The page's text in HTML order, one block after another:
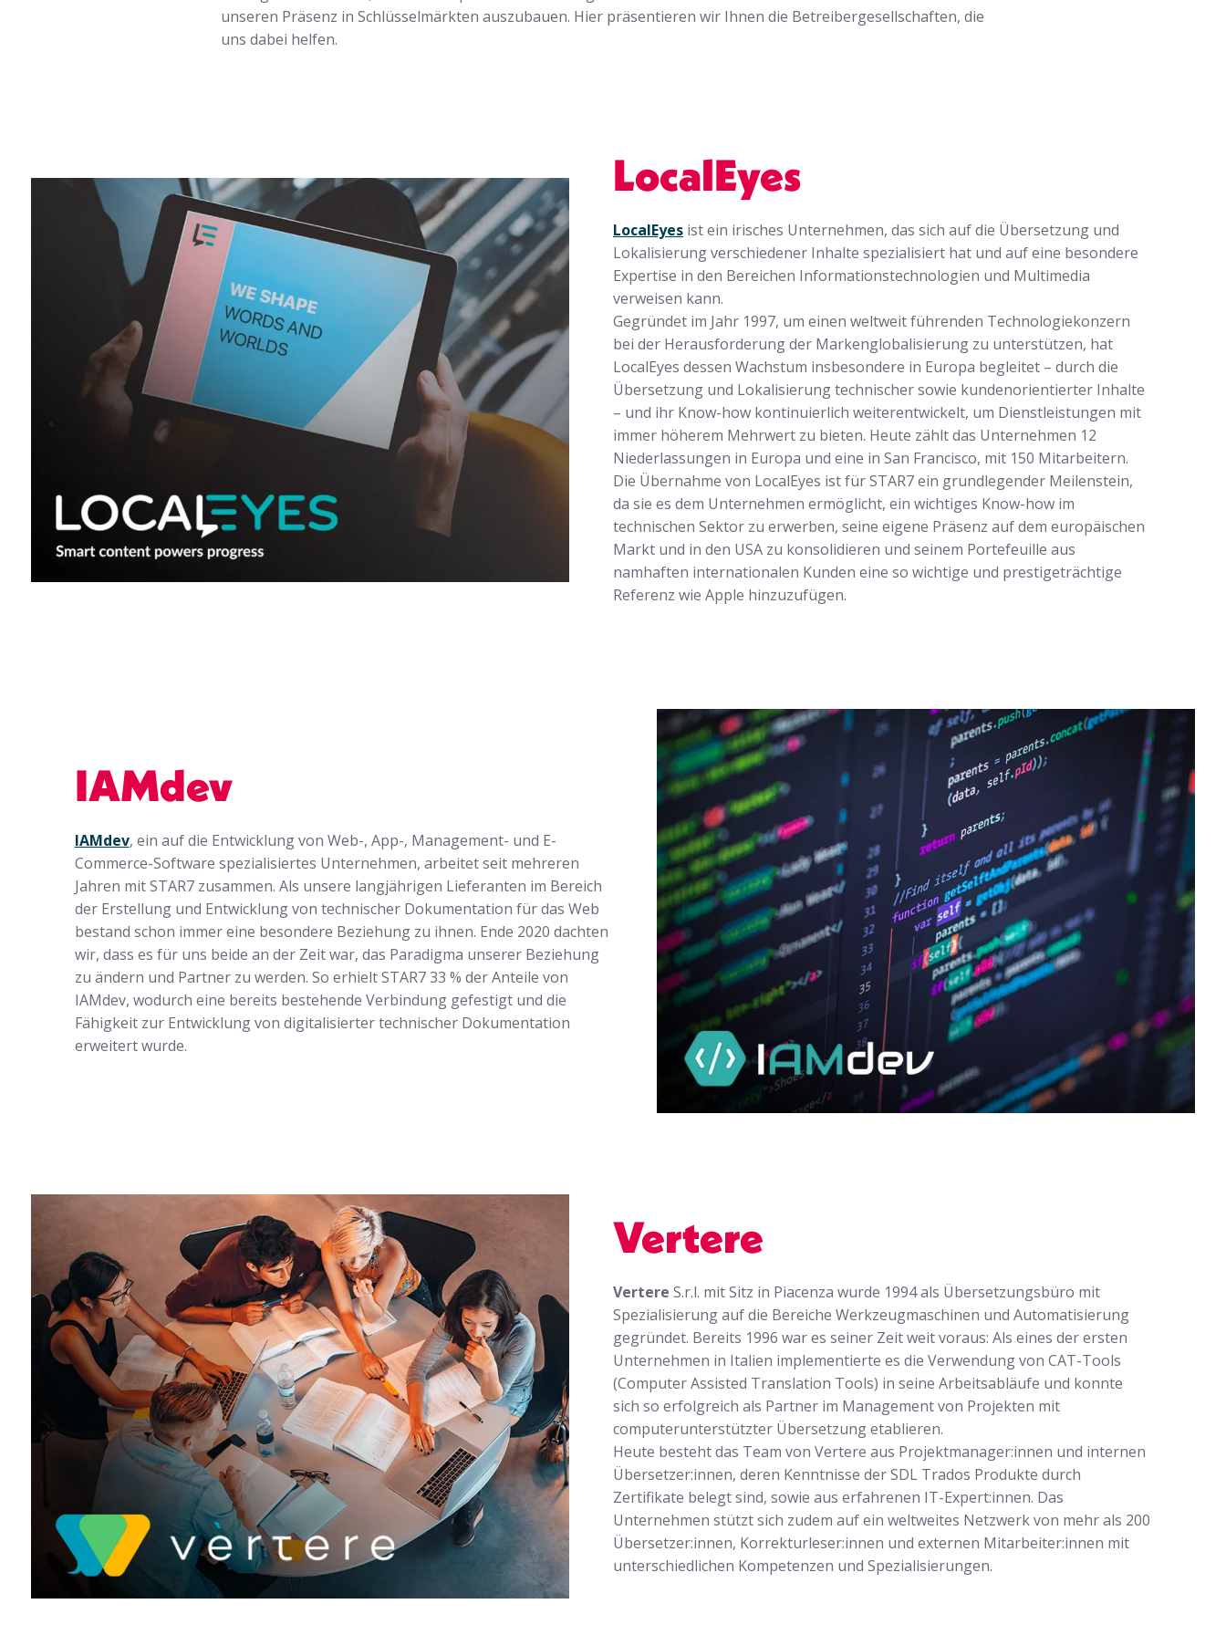
unseren Präsenz in Schlüsselmärkten auszubauen. Hier präsentieren wir Ihnen die Betreibergesellschaften, die
uns dabei helfen.
LocalEyes
LocalEyes ist ein irisches Unternehmen, das sich auf die Übersetzung und
Lokalisierung verschiedener Inhalte spezialisiert hat und auf eine besondere
Expertise in den Bereichen Informationstechnologien und Multimedia
verweisen kann.
Gegründet im Jahr 1997, um einen weltweit führenden Technologiekonzern
bei der Herausforderung der Markenglobalisierung zu unterstützen, hat
LocalEyes dessen Wachstum insbesondere in Europa begleitet – durch die
Übersetzung und Lokalisierung technischer sowie kundenorientierter Inhalte
– und ihr Know-how kontinuierlich weiterentwickelt, um Dienstleistungen mit
immer höherem Mehrwert zu bieten. Heute zählt das Unternehmen 12
Niederlassungen in Europa und eine in San Francisco, mit 150 Mitarbeitern.
Die Übernahme von LocalEyes ist für STAR7 ein grundlegender Meilenstein,
da sie es dem Unternehmen ermöglicht, ein wichtiges Know-how im
technischen Sektor zu erwerben, seine eigene Präsenz auf dem europäischen
Markt und in den USA zu konsolidieren und seinem Portefeuille aus
namhaften internationalen Kunden eine so wichtige und prestigeträchtige
Referenz wie Apple hinzuzufügen.
IAMdev
IAMdev, ein auf die Entwicklung von Web-, App-, Management- und E-
Commerce-Software spezialisiertes Unternehmen, arbeitet seit mehreren
Jahren mit STAR7 zusammen. Als unsere langjährigen Lieferanten im Bereich
der Erstellung und Entwicklung von technischer Dokumentation für das Web
bestand schon immer eine besondere Beziehung zu ihnen. Ende 2020 dachten
wir, dass es für uns beide an der Zeit war, das Paradigma unserer Beziehung
zu ändern und Partner zu werden. So erhielt STAR7 33 % der Anteile von
IAMdev, wodurch eine bereits bestehende Verbindung gefestigt und die
Fähigkeit zur Entwicklung von digitalisierter technischer Dokumentation
erweitert wurde.
Vertere
Vertere S.r.l. mit Sitz in Piacenza wurde 1994 als Übersetzungsbüro mit
Spezialisierung auf die Bereiche Werkzeugmaschinen und Automatisierung
gegründet. Bereits 1996 war es seiner Zeit weit voraus: Als eines der ersten
Unternehmen in Italien implementierte es die Verwendung von CAT-Tools
(Computer Assisted Translation Tools) in seine Arbeitsabläufe und konnte
sich so erfolgreich als Partner im Management von Projekten mit
computerunterstützter Übersetzung etablieren.
Heute besteht das Team von Vertere aus Projektmanager:innen und internen
Übersetzer:innen, deren Kenntnisse der SDL Trados Produkte durch
Zertifikate belegt sind, sowie aus erfahrenen IT-Expert:innen. Das
Unternehmen stützt sich zudem auf ein weltweites Netzwerk von mehr als 200
Übersetzer:innen, Korrekturleser:innen und externen Mitarbeiter:innen mit
unterschiedlichen Kompetenzen und Spezialisierungen.